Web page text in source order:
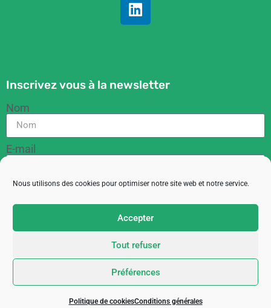
Nous utilisons des cookies pour optimiser notre site web et notre service.
Accepter
Tout refuser
Préférences
Politique de cookiesConditions générales
Inscrivez vous à la newsletter
Nom
E-mail
RGPD
En cochant cette case, vous acceptez de recevoir
des informations de la part de l'ACIT
M'inscrire
Copyright 2023© ACIT – Site créé avec
Im’plante ta marque